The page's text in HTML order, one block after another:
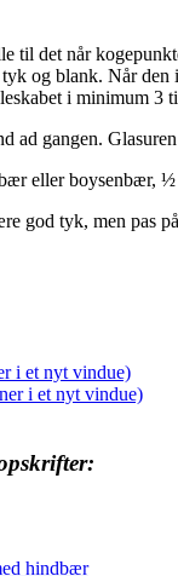
til det når
og blank. Når
i minimum 3
ad gangen.
eller boysenbær,
god tyk, men pas
i et nyt vindue)
i et nyt vindue)
hindbær